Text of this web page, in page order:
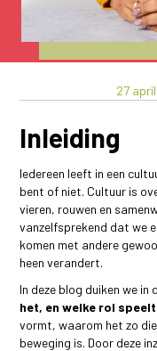
27
Inleiding
Iedereen leeft in een
bent of niet. Cultuur is
vieren, rouwen en
vanzelfsprekend dat we
komen met andere
heen verandert.
In deze blog duiken we
het, en welke rol
vormt, waarom het zo
beweging is. Door deze